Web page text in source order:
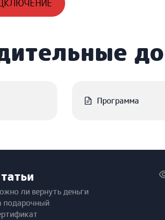
Программа
ли вернуть деньги
подарочный